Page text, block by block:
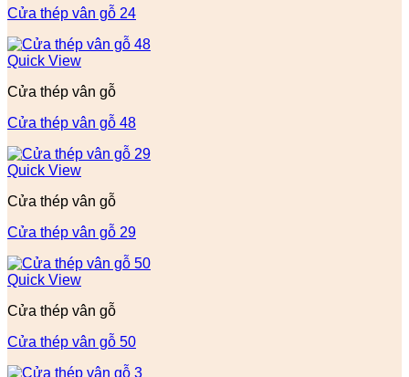
Cửa thép vân gỗ 24
Quick View
Cửa thép vân gỗ
Cửa thép vân gỗ 48
Quick View
Cửa thép vân gỗ
Cửa thép vân gỗ 29
Quick View
Cửa thép vân gỗ
Cửa thép vân gỗ 50